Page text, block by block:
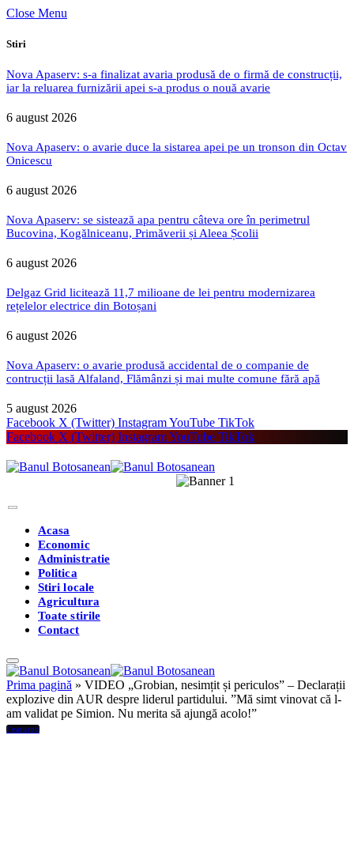
Close Menu
Stiri
Nova Apaserv: s-a finalizat avaria produsă de o firmă de construcții,
iar la reluarea furnizării apei s-a produs o nouă avarie
6 august 2026
Nova Apaserv: o avarie duce la sistarea apei pe un tronson din Octav
Onicescu
6 august 2026
Nova Apaserv: se sistează apa pentru câteva ore în perimetrul
Bucovina, Kogălniceanu, Primăverii și Aleea Școlii
6 august 2026
Delgaz Grid licitează 11,7 milioane de lei pentru modernizarea
rețelelor electrice din Botoșani
6 august 2026
Nova Apaserv: o avarie produsă accidental de o companie de
contrucții lasă Alfaland, Flămânzi și mai multe comune fără apă
5 august 2026
Facebook X (Twitter) InstagramYouTube TikTok
Facebook X (Twitter) InstagramYouTube TikTok
Acasa
Economic
Administratie
Politica
Stiri locale
Agricultura
Toate stirile
Contact
Prima pagină » VIDEO „Grobian, nesimțit și periculos” – Declarații
explozive din AUR despre liderul partidului. ”Mă simt vinovat că l-
am validat pe Simion. Nu merita să ajungă acolo!”
Featured